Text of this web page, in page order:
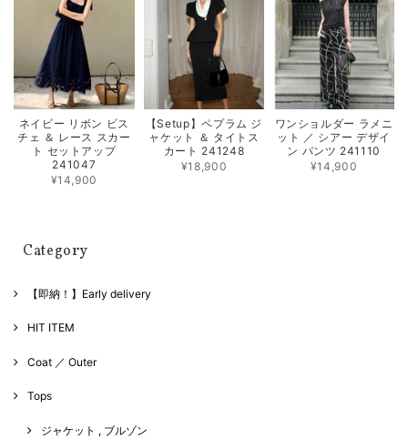
ネイビー リボン ビス
チェ ＆ レース スカー
ト セットアップ
241047
¥14,900
【Setup】ペプラム ジ
ャケット ＆ タイトス
カート 241248
¥18,900
ワンショルダー ラメニ
ット ／ シアー デザイ
ン パンツ 241110
¥14,900
Category
【即納！】Early delivery
HIT ITEM
Coat ／ Outer
Tops
ジャケット , ブルゾン